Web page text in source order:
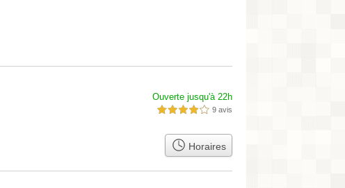
Ouverte jusqu'à 22h
4,0 étoiles sur 5 9 avis
Horaires